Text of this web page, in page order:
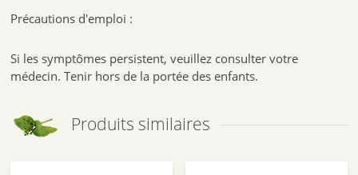
Précautions d'emploi :
Si les symptômes persistent, veuillez consulter votre
médecin. Tenir hors de la portée des enfants.
Produits similaires